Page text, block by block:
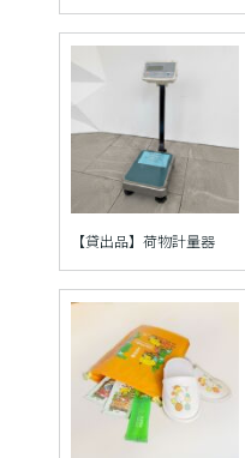
【貸出品】荷物計量器